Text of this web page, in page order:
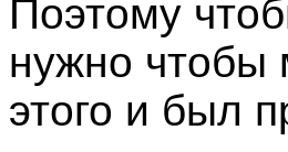
Поэтому
нужно чтобы
этого и был